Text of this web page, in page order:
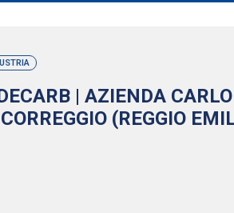
| AZIENDA CARLO
(REGGIO